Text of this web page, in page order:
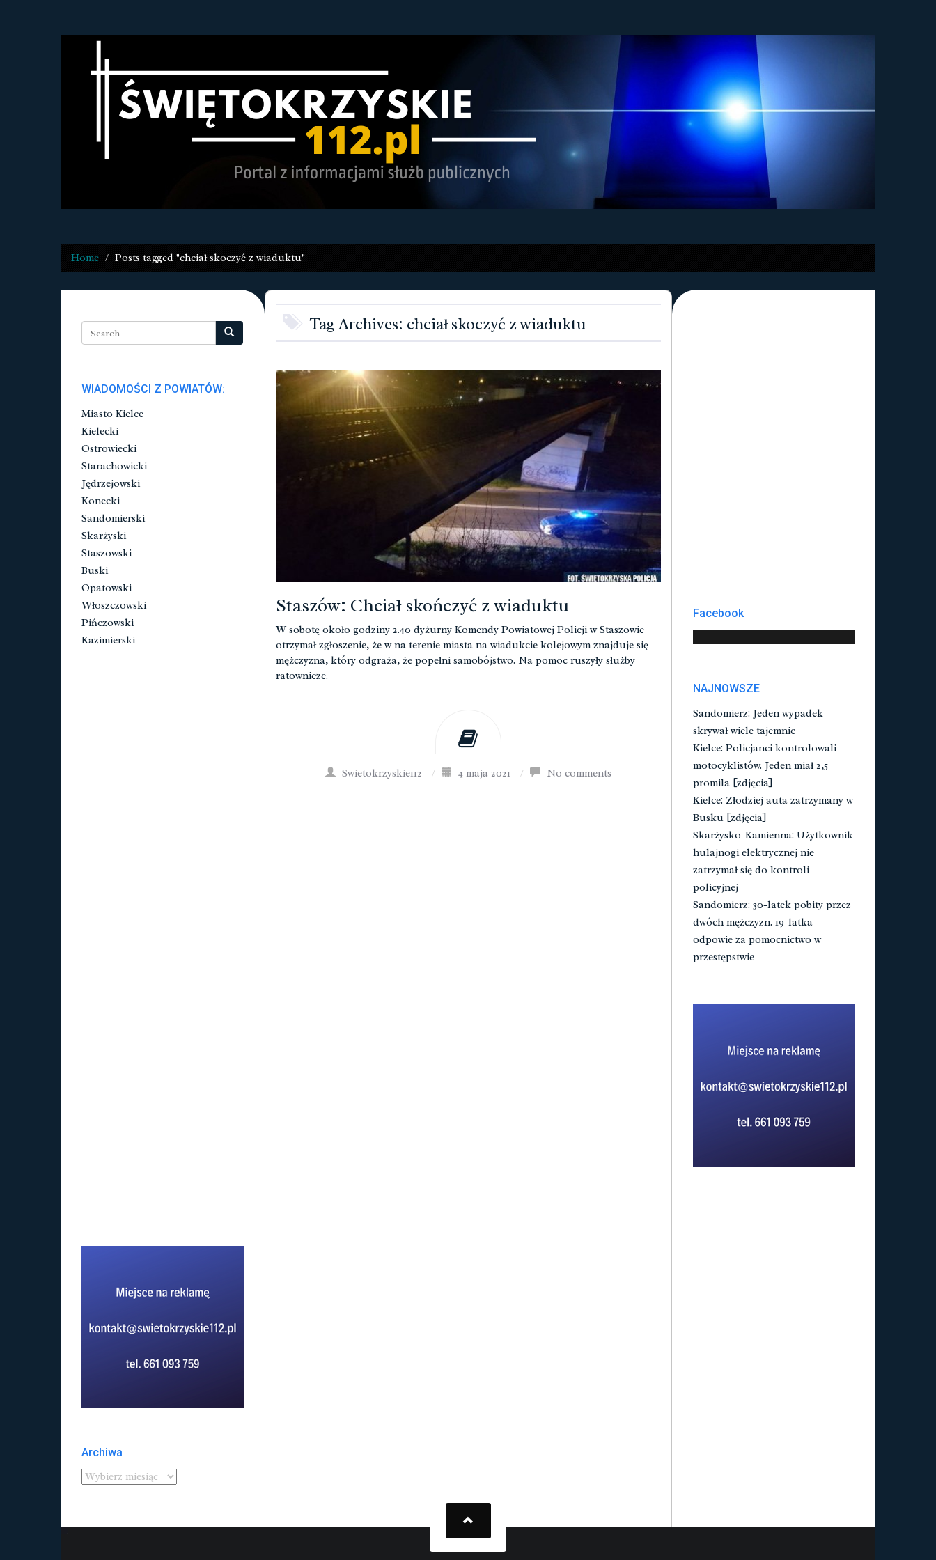
Home Posts tagged "chciał skoczyć z wiaduktu"
Tag Archives: chciał skoczyć z wiaduktu
Staszów: Chciał skończyć z wiaduktu
W sobotę około godziny 2.40 dyżurny Komendy Powiatowej Policji w Staszowie
otrzymał zgłoszenie, że w na terenie miasta na wiadukcie kolejowym znajduje się
mężczyzna, który odgraża, że popełni samobójstwo. Na pomoc ruszyły służby
ratownicze.
Swietokrzyskie112 / 4 maja 2021 / No comments
WIADOMOŚCI Z POWIATÓW:
Miasto Kielce
Kielecki
Ostrowiecki
Starachowicki
Jędrzejowski
Konecki
Sandomierski
Skarżyski
Staszowski
Buski
Opatowski
Włoszczowski
Pińczowski
Kazimierski
Archiwa
Facebook
NAJNOWSZE
Sandomierz: Jeden wypadek
skrywał wiele tajemnic
Kielce: Policjanci kontrolowali
motocyklistów. Jeden miał 2,5
promila [zdjęcia]
Kielce: Złodziej auta zatrzymany w
Busku [zdjęcia]
Skarżysko-Kamienna: Użytkownik
hulajnogi elektrycznej nie
zatrzymał się do kontroli
policyjnej
Sandomierz: 30-latek pobity przez
dwóch mężczyzn. 19-latka
odpowie za pomocnictwo w
przestępstwie